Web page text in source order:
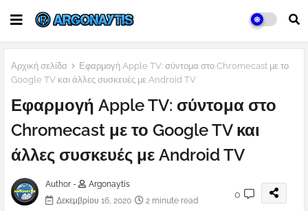
Αρχική σελίδα
Εφαρμογή Apple TV: σύντομα στο Chromecast με το
Google TV και άλλες συσκευές με Android TV
Εφαρμογή Apple TV: σύντομα στο
Chromecast με το Google TV και
άλλες συσκευές με Android TV
Author -
Argonaytis
Δεκεμβρίου 16, 2020
2 minute read
0